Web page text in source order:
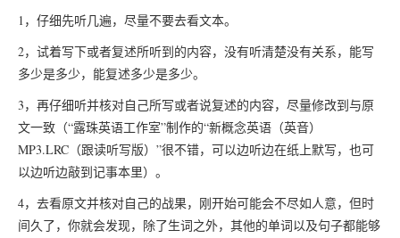
1，仔细先听几遍，尽量不要去看文本。
2，试着写下或者复述所听到的内容，没有听清楚没有关系，能写
多少是多少，能复述多少是多少。
3，再仔细听并核对自己所写或者说复述的内容，尽量修改到与原
文一致（“露珠英语工作室”制作的“新概念英语（英音）
MP3.LRC（跟读听写版）”很不错，可以边听边在纸上默写，也可
以边听边敲到记事本里）。
4，去看原文并核对自己的战果，刚开始可能会不尽如人意，但时
间久了，你就会发现，除了生词之外，其他的单词以及句子都能够